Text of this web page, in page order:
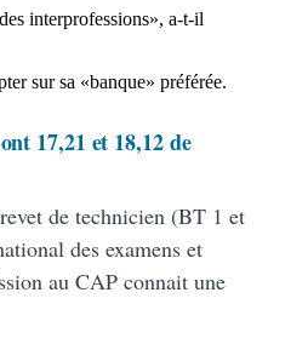
interprofessions», a-t-il
sur sa «banque» préférée.
17,21 et 18,12 de
de technicien (BT 1 et
des examens et
au CAP connait une